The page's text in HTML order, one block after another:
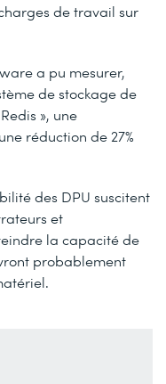
de travail sur
a pu mesurer,
de stockage de
», une
réduction de 27%
des DPU suscitent
et
la capacité de
probablement